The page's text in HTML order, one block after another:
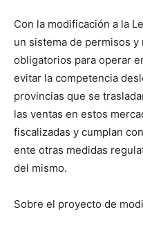
Con la modificación a la
un sistema de permisos
obligatorios para operar
evitar la competencia
provincias que se
las ventas en estos
fiscalizadas y cumplan
ente otras medidas
del mismo.
Sobre el proyecto de